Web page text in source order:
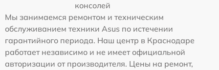
консолей
Мы занимаемся ремонтом и техническим
обслуживанием техники Asus по истечении
гарантийного периода. Наш центр в Краснодаре
работает независимо и не имеет официальной
авторизации от производителя. Цены на ремонт,